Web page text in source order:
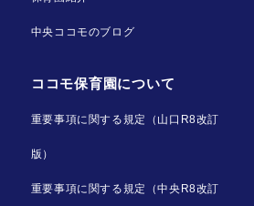
中央ココモのブログ
ココモ保育園について
重要事項に関する規定（山口R8改訂
版）
重要事項に関する規定（中央R8改訂